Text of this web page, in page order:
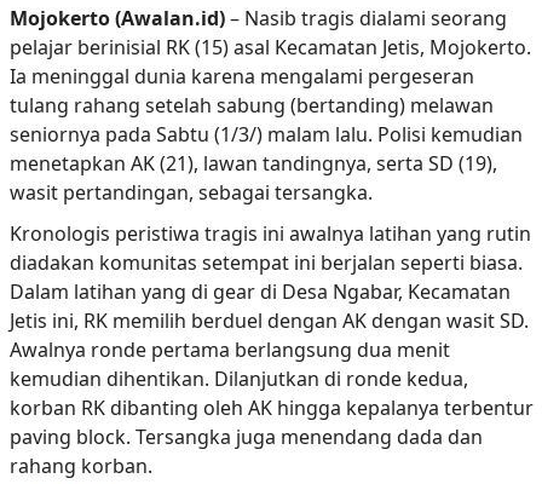
Mojokerto (Awalan.id)– Nasib tragis dialami seorang
pelajar berinisial RK (15) asal Kecamatan Jetis, Mojokerto.
Ia meninggal dunia karena mengalami pergeseran
tulang rahang setelah sabung (bertanding) melawan
seniornya pada Sabtu (1/3/) malam lalu. Polisi kemudian
menetapkan AK (21), lawan tandingnya, serta SD (19),
wasit pertandingan, sebagai tersangka.
Kronologis peristiwa tragis ini awalnya latihan yang rutin
diadakan komunitas setempat ini berjalan seperti biasa.
Dalam latihan yang di gear di Desa Ngabar, Kecamatan
Jetis ini, RK memilih berduel dengan AK dengan wasit SD.
Awalnya ronde pertama berlangsung dua menit
kemudian dihentikan. Dilanjutkan di ronde kedua,
korban RK dibanting oleh AK hingga kepalanya terbentur
paving block. Tersangka juga menendang dada dan
rahang korban.